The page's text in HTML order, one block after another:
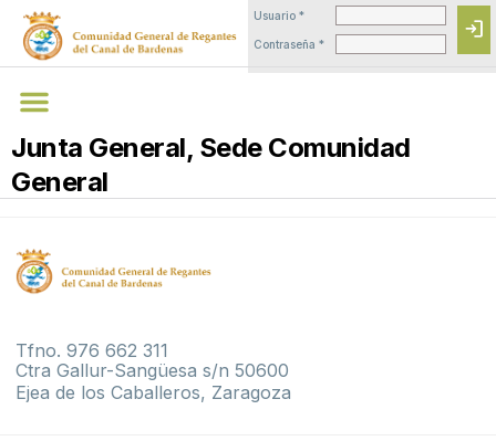
Usuario *
Contraseña *
login
Junta General, Sede Comunidad
General
Tfno. 976 662 311
Ctra Gallur-Sangüesa s/n 50600
Ejea de los Caballeros, Zaragoza